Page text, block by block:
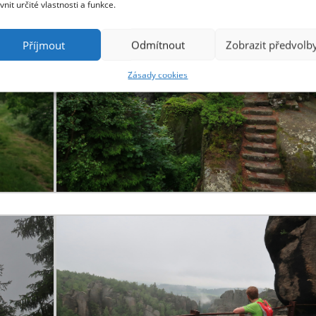
určité vlastnosti a funkce.
Příjmout Odmítnout Zobrazit
Zásady cookies